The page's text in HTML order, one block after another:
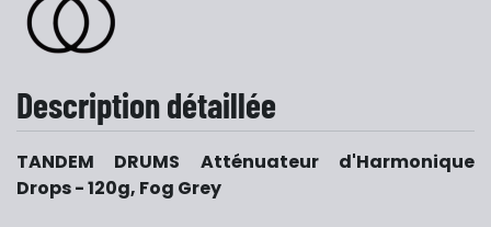
Description détaillée
TANDEM DRUMS Atténuateur d'Harmonique
Drops - 120g, Fog Grey